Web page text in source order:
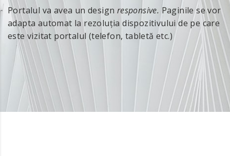
Portalul va avea un design responsive. Paginile se vor
adapta automat la rezoluția dispozitivului de pe care
este vizitat portalul (telefon, tabletă etc.)